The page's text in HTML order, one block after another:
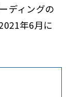
ディングの
年6月に